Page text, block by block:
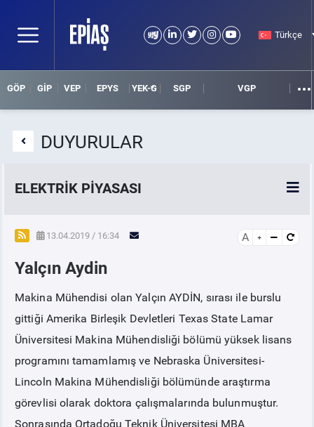
Türkçe
GÖP GİP VEP EPYS YEK-G SGP VGP
DUYURULAR
ELEKTRİK PİYASASI
SPOT ELEKTRİK PİYASALARI
ÖRNEK FİNANS BELGELERİ
VADELİ ELEKTRİK PİYASASI
13.04.2019 / 16:34 A
Yalçın Aydin
Makina Mühendisi olan Yalçın AYDİN, sırası ile burslu
gittiği Amerika Birleşik Devletleri Texas State Lamar
Üniversitesi Makina Mühendisliği bölümü yüksek lisans
programını tamamlamış ve Nebraska Üniversitesi-
Lincoln Makina Mühendisliği bölümünde araştırma
görevlisi olarak doktora çalışmalarında bulunmuştur.
Sonrasında Ortadoğu Teknik Üniversitesi MBA